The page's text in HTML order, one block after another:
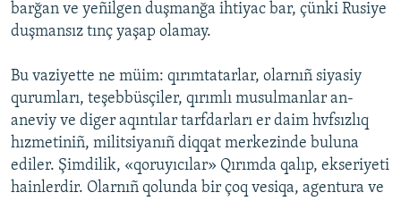
barğan ve yeñilgen duşmanğa ihtiyac bar, çünki Rusiye
duşmansız tınç yaşap olamay.
Bu vaziyette ne müim: qırımtatarlar, olarnıñ siyasiy
qurumları, teşebbüsçiler, qırımlı musulmanlar an-
aneviy ve diger aqıntılar tarfdarları er daim hvfsızlıq
hızmetiniñ, militsiyanıñ diqqat merkezinde buluna
ediler. Şimdilik, «qoruyıcılar» Qırımda qalıp, ekseriyeti
hainlerdir. Olarnıñ qolunda bir çoq vesiqa, agentura ve